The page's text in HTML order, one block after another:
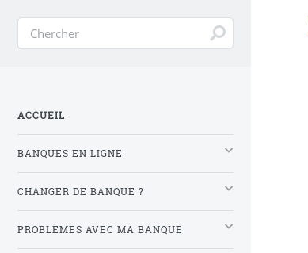
ACCUEIL
BANQUES EN LIGNE
CHANGER DE BANQUE ?
PROBLÈMES AVEC MA BANQUE